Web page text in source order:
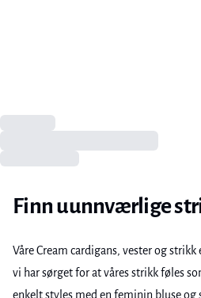
Finn uunnværlige
Våre Cream cardigans, vester og
vi har sørget for at våres strikk føles
enkelt styles med en feminin bluse